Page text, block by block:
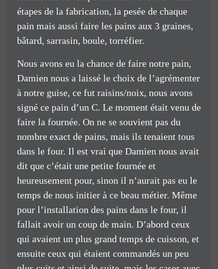
étapes de la fabrication, la pesée de chaque
pain mais aussi faire les pains aux 3 graines,
bâtard, sarrasin, boule, torréfier.
Nous avons eu la chance de faire notre pain,
Damien nous a laissé le choix de l’agrémenter
à notre guise, ce fut raisins/noix, nous avons
signé ce pain d’un C. Le moment était venu de
faire la fournée. On ne se souvient pas du
nombre exact de pains, mais ils tenaient tous
dans le four. Il est vrai que Damien nous avait
dit que c’était une petite fournée et
heureusement pour, sinon il n’aurait pas eu le
temps de nous initier à ce beau métier. Même
pour l’installation des pains dans le four, il
fallait avoir un coup de main. D’abord ceux
qui avaient un plus grand temps de cuisson, et
ensuite ceux qui étaient commandés un peu